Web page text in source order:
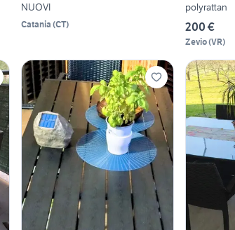
NUOVI
Catania (CT)
polyrattan
200 €
Zevio(VR)